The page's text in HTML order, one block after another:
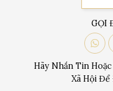
GỌI
Hãy Nhắn Tin
Xã Hội Để